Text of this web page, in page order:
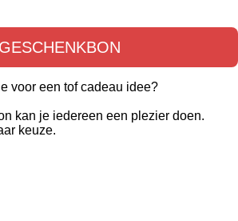
GESCHENKBON
voor een tof cadeau idee?
kan je iedereen een plezier doen.
keuze.